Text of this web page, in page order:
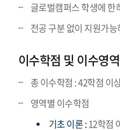
글로벌캠퍼스 학생에 한
전공 구분 없이 지원가
이수학점 및 이수영역
총 이수학점 : 42학점 이
영역별 이수학점
기초 이론 :12학점